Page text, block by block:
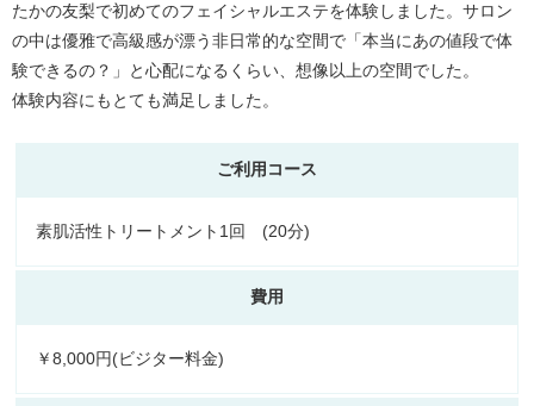
たかの友梨で初めてのフェイシャルエステを体験しました。サロン
の中は優雅で高級感が漂う非日常的な空間で「本当にあの値段で体
験できるの？」と心配になるくらい、想像以上の空間でした。
体験内容にもとても満足しました。
ご利用コース
素肌活性トリートメント1回 (20分)
費用
￥8,000円(ビジター料金)